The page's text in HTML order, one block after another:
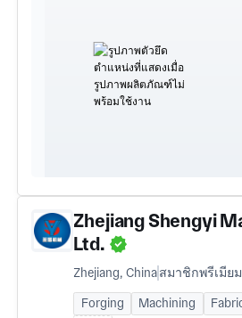
Zhejiang Shengyi
Ltd.
Zhejiang, Chinaสมาชิกพรีเมีย
Forging Machining